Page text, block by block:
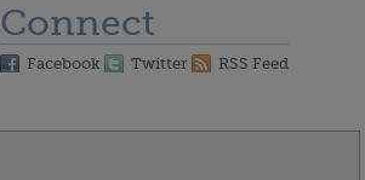
Connect
Facebook Twitter RSS Feed